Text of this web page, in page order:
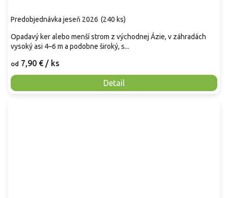
Predobjednávka jeseň 2026 (240 ks)
od 7,90 € / ks
Detail
Opadavý ker alebo menší strom z východnej Ázie, v záhradách
vysoký asi 4–6 m a podobne široký, s...